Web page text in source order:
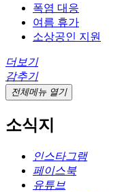
폭염 대응
여름 휴가
소상공인 지원
더보기
감추기
전체메뉴 열기
소식지
인스타그램
페이스북
유튜브